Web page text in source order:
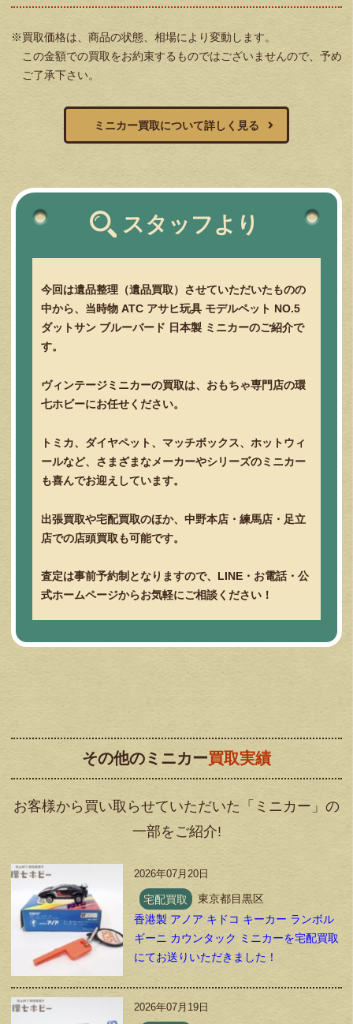
※買取価格は、商品の状態、相場により変動します。
この金額での買取をお約束するものではございませんので、予め
ご了承下さい。
ミニカー買取について詳しく見る
スタッフより
今回は遺品整理（遺品買取）させていただいたものの
中から、当時物 ATC アサヒ玩具 モデルペット NO.5
ダットサン ブルーバード 日本製 ミニカーのご紹介で
す。
ヴィンテージミニカーの買取は、おもちゃ専門店の環
七ホビーにお任せください。
トミカ、ダイヤペット、マッチボックス、ホットウィ
ールなど、さまざまなメーカーやシリーズのミニカー
も喜んでお迎えしています。
出張買取や宅配買取のほか、中野本店・練馬店・足立
店での店頭買取も可能です。
査定は事前予約制となりますので、LINE・お電話・公
式ホームページからお気軽にご相談ください！
その他のミニカー買取実績
お客様から買い取らせていただいた「ミニカー」の
一部をご紹介!
2026年07月20日
宅配買取
東京都目黒区
香港製 アノア キドコ キーカー ランボル
ギーニ カウンタック ミニカーを宅配買取
にてお送りいただきました！
2026年07月19日